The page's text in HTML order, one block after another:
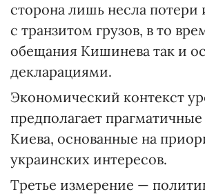
сторона лишь несла потери
с транзитом грузов, в то
обещания Кишинева так и
декларациями.
Экономический контекст
предполагает
Киева, основанные на
украинских интересов.
Третье измерение —